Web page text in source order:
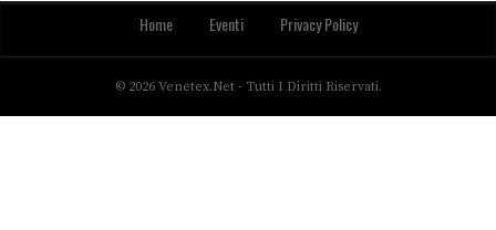
Home Eventi Privacy Policy
© 2026 Venetex.net - Tutti I Diritti Riservati.